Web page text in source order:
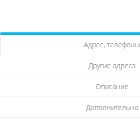
Адрес, телефоны
Другие адреса
Описание
Дополнительно